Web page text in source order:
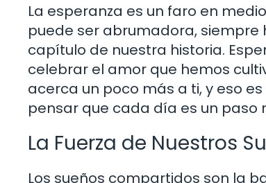
La esperanza es un faro en
puede ser abrumadora, siempre
capítulo de nuestra historia.
celebrar el amor que hemos
acerca un poco más a ti, y eso
pensar que cada día es un
La Fuerza de Nuestros
Los sueños compartidos son la